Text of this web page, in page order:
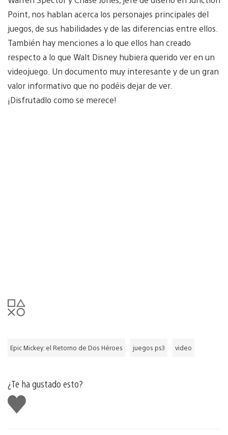
Point, nos hablan acerca los personajes principales del
juegos, de sus habilidades y de las diferencias entre ellos.
También hay menciones a lo que ellos han creado
respecto a lo que Walt Disney hubiera querido ver en un
videojuego. Un documento muy interesante y de un gran
valor informativo que no podéis dejar de ver.
¡Disfrutadlo como se merece!
Epic Mickey: el Retorno de Dos Héroes juegos ps3 video
¿Te ha gustado esto?
Me
gusta